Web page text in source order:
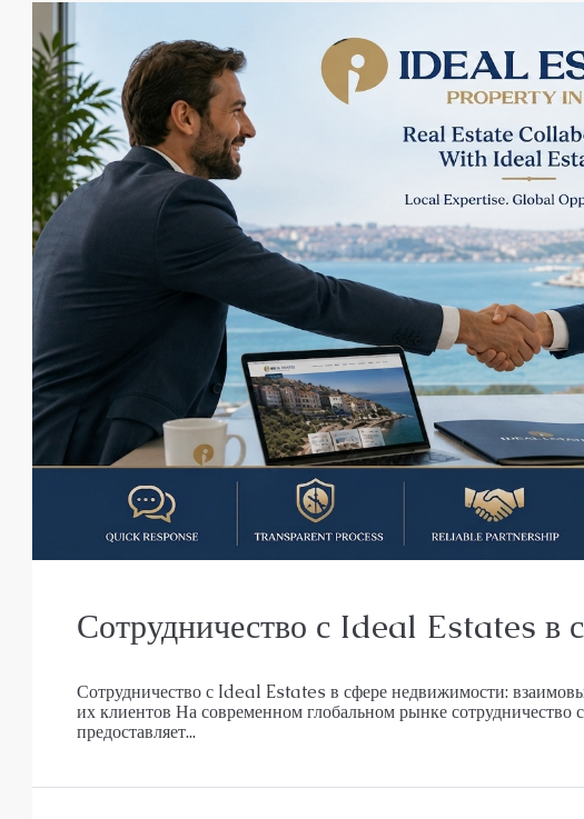
Сотрудничество с Ideal Estates в
Сотрудничество с Ideal Estates в сфере недвижимости:
их клиентов На современном глобальном рынке
предоставляет...